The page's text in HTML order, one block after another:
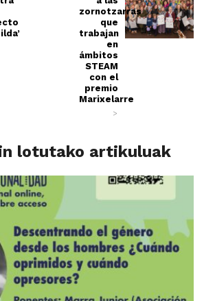
zornotzarras
que
trabajan
en
ámbitos
STEAM
con el
premio
Marixelarre
>
lotutako artikuluak